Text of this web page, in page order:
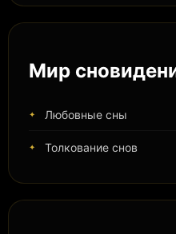
Мир
Любовные сны
Толкование снов